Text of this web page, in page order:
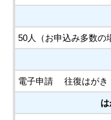
50人（お申込み多数の
電子申請 往復はがき